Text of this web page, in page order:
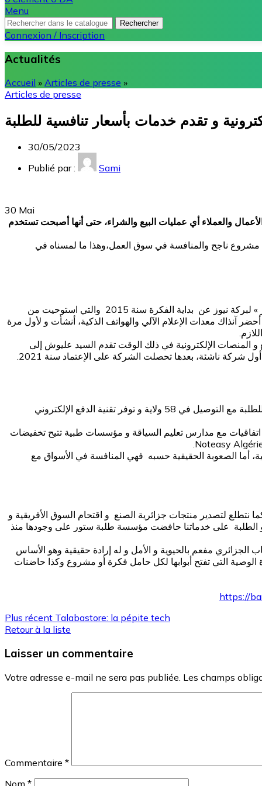
Menu
Rechercher
Connexion / Inscription
Actualités
Accueil » Articles de presse »
Articles de presse
و تقدم خدمات بأسعار تنافسية للطلبة
30/05/2023
Publié par :
Sami
30 Mai
والعملاء أي عمليات البيع والشراء، حتى أنها أصبحت تستخدم
ناجح والمنافسة في سوق العمل،وهذا ما لمسناه في
وفي هذا الصدد تحدث سامي عليوش شاب من مواليد 1993 من الجزائر العاصمة مهندس معماري و مدير عام و مؤسس شركة « طلبة ستور » لبركة نيوز عن بداية الفكرة سنة 2015 والتي استوحيت من
آنذاك معدات الإعلام الآلي والهواتف الذكية، أنشأت و لأول مرة
المواقع و المنصات الإلكترونية في ذلك الوقت تقدم السيد عليوش إلى
كما قدم لنا صاحب شركة « طلبة ستور » تعريف مختصر للشركة يقول »طلبة ستور منصة إلكترونية تقدم منتجات و خدمات بأسعار تنافسية للطلبة مع التوصيل في 58 ولاية و توفر تقنية الدفع الإلكتروني
مع مدارس تعليم السياقة و مؤسسات طبية تتيح تخفيضات
أما الصعوبة الحقيقية حسبه فهي المنافسة في الأسواق مع
لتصدير منتجات جزائرية الصنع و اقتحام السوق الأفريقية و
و الطلبة على خدماتنا حافضت مؤسسة طلبة ستور على وجودها منذ
مفعم بالحيوية و الأمل و له إرادة حقيقية وهو الأساس
التي تفتح أبوابها لكل حامل فكرة أو مشروع وكذا حاضنات
https://
Plus récent Talabastore: la pépite tech
Retour à la liste
Laisser un commentaire
Votre adresse e-mail ne sera pas publiée. Les champs
Commentaire *
Nom *